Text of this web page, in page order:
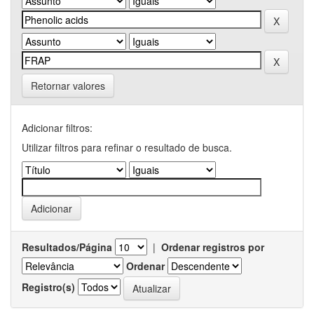
Retornar valores
Adicionar filtros:
Utilizar filtros para refinar o resultado de busca.
Resultados/Página | Ordenar registros por
Ordenar
Registro(s)